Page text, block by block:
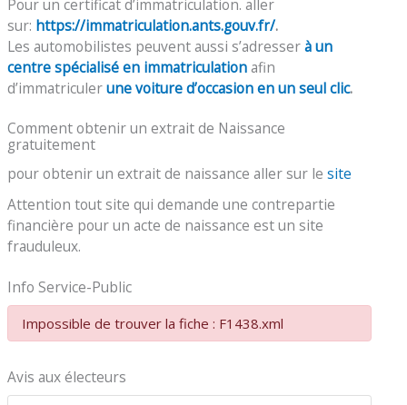
Pour un certificat d’immatriculation. aller
sur: https://immatriculation.ants.gouv.fr/.
Les automobilistes peuvent aussi s’adresserà un
centre spécialisé en immatriculationafin
d’immatriculerune voiture d’occasion en un seul clic.
Comment obtenir un extrait de Naissance
gratuitement
pour obtenir un extrait de naissance aller sur le site
Attention tout site qui demande une contrepartie
financière pour un acte de naissance est un site
frauduleux.
Info Service-Public
Impossible de trouver la fiche : F1438.xml
Avis aux électeurs